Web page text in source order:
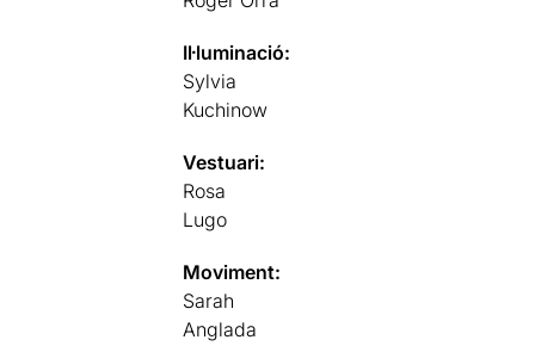
Il·luminació:
Sylvia
Kuchinow
Vestuari:
Rosa
Lugo
Moviment:
Sarah
Anglada